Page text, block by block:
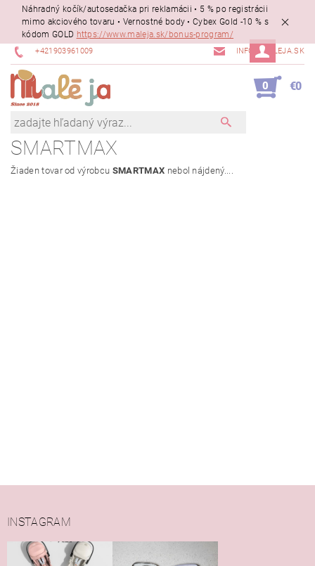
Náhradný kočík/autosedačka pri reklamácii • 5 % po registrácii
mimo akciového tovaru • Vernostné body • Cybex Gold -10 % s
kódom GOLD https://www.maleja.sk/bonus-program/
+421903961009 INFO@MALEJA.SK
0 €0
SMARTMAX
Žiaden tovar od výrobcu SMARTMAX nebol nájdený....
INSTAGRAM